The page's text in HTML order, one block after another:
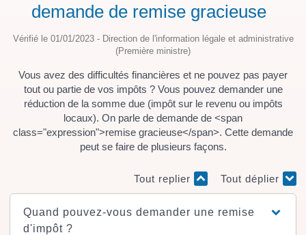
demande de remise gracieuse
Vérifié le 01/01/2023 - Direction de l'information légale et administrative
(Première ministre)
Vous avez des difficultés financières et ne pouvez pas payer
tout ou partie de vos impôts ? Vous pouvez demander une
réduction de la somme due (impôt sur le revenu ou impôts
locaux). On parle de demande de <span
class="expression">remise gracieuse</span>. Cette demande
peut se faire de plusieurs façons.
Tout replier Tout déplier
Quand pouvez-vous demander une remise
d'impôt ?